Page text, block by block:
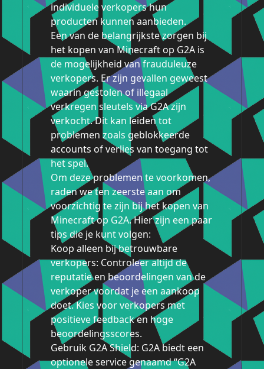
individuele verkopers hun
producten kunnen aanbieden.
Een van de belangrijkste zorgen bij
het kopen van Minecraft op G2A is
de mogelijkheid van frauduleuze
verkopers. Er zijn gevallen geweest
waarin gestolen of illegaal
verkregen sleutels via G2A zijn
verkocht. Dit kan leiden tot
problemen zoals geblokkeerde
accounts of verlies van toegang tot
het spel.
Om deze problemen te voorkomen,
raden we ten zeerste aan om
voorzichtig te zijn bij het kopen van
Minecraft op G2A. Hier zijn een paar
tips die je kunt volgen:
Koop alleen bij betrouwbare
verkopers: Controleer altijd de
reputatie en beoordelingen van de
verkoper voordat je een aankoop
doet. Kies voor verkopers met
positieve feedback en hoge
beoordelingsscores.
Gebruik G2A Shield: G2A biedt een
optionele service genaamd “G2A